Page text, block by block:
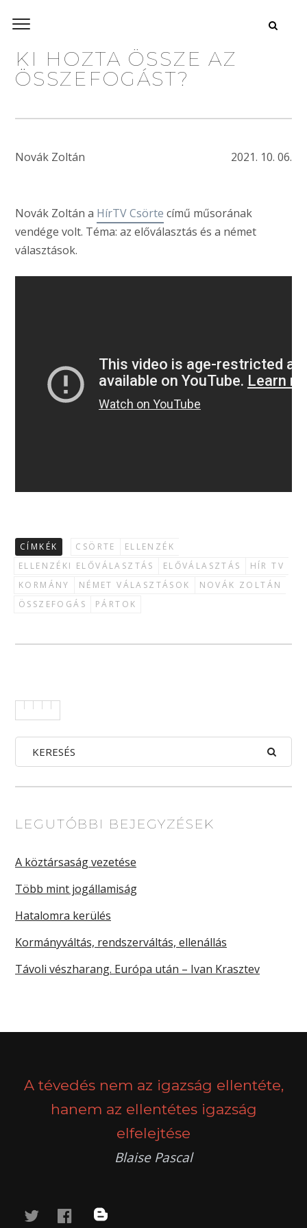
KI HOZTA ÖSSZE AZ
ÖSSZEFOGÁST?
Novák Zoltán 2021. 10. 06.
Novák Zoltán a HírTV Csörte című műsorának
vendége volt. Téma: az előválasztás és a német
választások.
CÍMKÉK CSÖRTE
ELLENZÉK
ELLENZÉKI ELŐVÁLASZTÁS
ELŐVÁLASZTÁS
HÍR TV
KORMÁNY
NÉMET VÁLASZTÁSOK
NOVÁK ZOLTÁN
ÖSSZEFOGÁS
PÁRTOK
LEGUTÓBBI BEJEGYZÉSEK
A köztársaság vezetése
Több mint jogállamiság
Hatalomra kerülés
Kormányváltás, rendszerváltás, ellenállás
Távoli vészharang. Európa után – Ivan Krasztev
A tévedés nem az igazság ellentéte,
hanem az ellentétes igazság
elfelejtése
Blaise Pascal
twitterfacebook
blog